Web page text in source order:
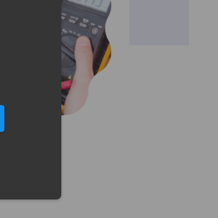
call
w formacie E164